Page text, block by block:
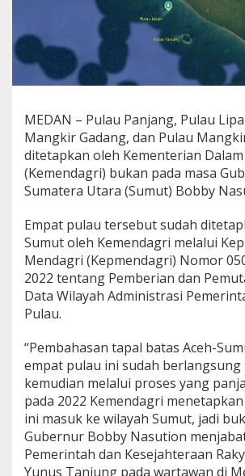
h
D
t
e
a
p
k
a
n
K
e
e
n
d
a
g
r
a
s
u
k
S
u
m
u
t
MEDAN – Pulau Panjang, Pulau
Mangkir Gadang, dan Pulau
ditetapkan oleh Kementerian
(Kemendagri) bukan pada masa
Sumatera Utara (Sumut) Bobby
Empat pulau tersebut sudah
Sumut oleh Kemendagri melalui
Mendagri (Kepmendagri) Nomor
2022 tentang Pemberian dan
Data Wilayah Administrasi
Pulau.
“Pembahasan tapal batas Aceh-
empat pulau ini sudah
kemudian melalui proses yang
pada 2022 Kemendagri
ini masuk ke wilayah Sumut, jadi
Gubernur Bobby Nasution
Pemerintah dan Kesejahteraan
Yunus Tanjung pada wartawan di